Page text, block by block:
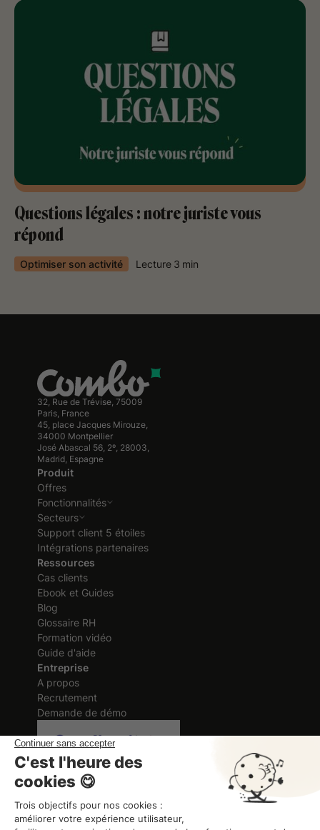
Questions légales : notre juriste vous
répond
Optimiser son activité Lecture 3 min
32, Rue de Trévise, 75009
Paris, France
45, place Jacques Mirouze,
34000 Montpellier
José Abascal 56, 2º, 28003,
Madrid, Espagne
Produit
Offres
Fonctionnalités
Secteurs
Support client 5 étoiles
Intégrations partenaires
Ressources
Cas clients
Ebook et Guides
Blog
Glossaire RH
Formation vidéo
Guide d'aide
Entreprise
A propos
Recrutement
Demande de démo
Certification délivrée au titre des
actions de formation
ORGANISME DE FORMATION